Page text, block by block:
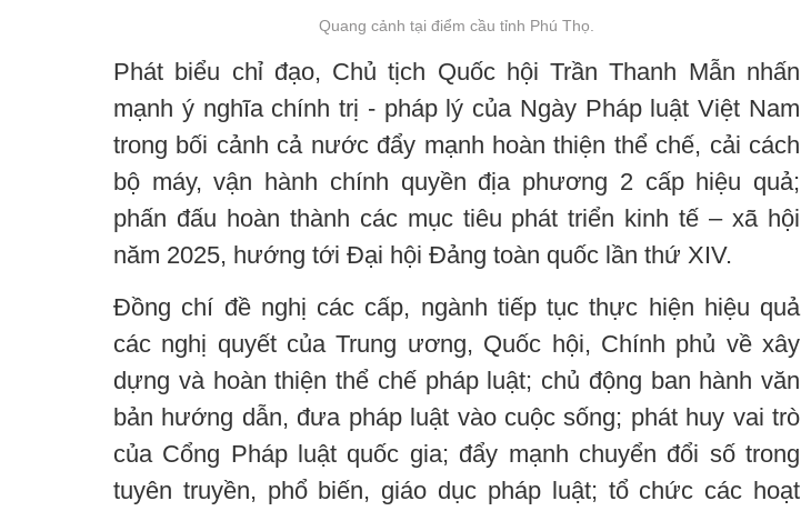
Quang cảnh tại điểm cầu tỉnh Phú Thọ.
Phát biểu chỉ đạo, Chủ tịch Quốc hội Trần Thanh Mẫn nhấn
mạnh ý nghĩa chính trị - pháp lý của Ngày Pháp luật Việt Nam
trong bối cảnh cả nước đẩy mạnh hoàn thiện thể chế, cải cách
bộ máy, vận hành chính quyền địa phương 2 cấp hiệu quả;
phấn đấu hoàn thành các mục tiêu phát triển kinh tế – xã hội
năm 2025, hướng tới Đại hội Đảng toàn quốc lần thứ XIV.
Đồng chí đề nghị các cấp, ngành tiếp tục thực hiện hiệu quả
các nghị quyết của Trung ương, Quốc hội, Chính phủ về xây
dựng và hoàn thiện thể chế pháp luật; chủ động ban hành văn
bản hướng dẫn, đưa pháp luật vào cuộc sống; phát huy vai trò
của Cổng Pháp luật quốc gia; đẩy mạnh chuyển đổi số trong
tuyên truyền, phổ biến, giáo dục pháp luật; tổ chức các hoạt